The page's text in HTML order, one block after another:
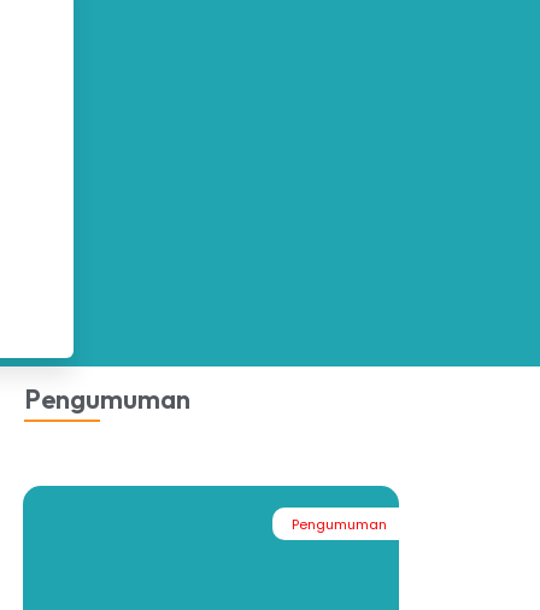
Pengumuman
Pengumuman